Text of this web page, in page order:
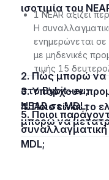
ισοτιμία του
1 NEAR αξίζει
Η
ενημερώνεται
με μηδενικές
τιμής 15
2. Πώς μπορώ να μετατρέψω NEAR σε MDL
στο Bybit-eu;
3. Υπάρχουν προμήθειες για τη μετατροπή
NEAR σε MDL;
4. Ποιο είναι το ελάχιστο ποσό NEAR που
μπορώ να
5. Ποιοι παράγοντες επηρεάζουν τη
συναλλαγματική
MDL;